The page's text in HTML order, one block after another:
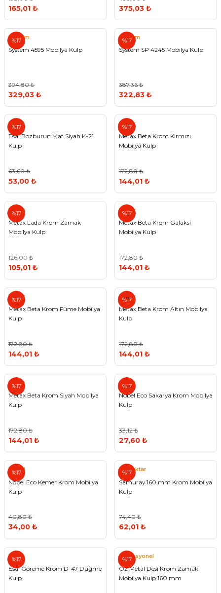
165,01 ₺ 375,03 ₺
%17
System
System 4595 Mobilya Kulp
394,80 ₺
329,03 ₺
%17
System
System SP 4245 Mobilya Kulp
387,36 ₺
322,83 ₺
%17
Esal
Esal Bozburun Mat Siyah K-21
Kulp
63,60 ₺
53,00 ₺
%17
Metax
Metax Beta Krom Kırmızı
Mobilya Kulp
172,80 ₺
144,01 ₺
%17
Metax
Metax Lada Krom Zamak
Mobilya Kulp
126,00 ₺
105,01 ₺
%17
Metax
Metax Beta Krom Galaksi
Mobilya Kulp
172,80 ₺
144,01 ₺
%17
Metax
Metax Beta Krom Füme Mobilya
Kulp
172,80 ₺
144,01 ₺
%17
Metax
Metax Beta Krom Altın Mobilya
Kulp
172,80 ₺
144,01 ₺
%17
Metax
Metax Beta Krom Siyah Mobilya
Kulp
172,80 ₺
144,01 ₺
%17
Nobel
Nobel Eco Sakarya Krom Mobilya
Kulp
33,12 ₺
27,60 ₺
%17
Nobel
Nobel Eco Kemer Krom Mobilya
Kulp
40,80 ₺
34,00 ₺
%17
Bayraktar
Samuray 160 mm Krom Mobilya
Kulp
74,40 ₺
62,01 ₺
%17
Esal
Esal Göreme Krom D-47 Düğme
Kulp
%17
Profesyonel
Öz Metal Desi Krom Zamak
Mobilya Kulp 160 mm